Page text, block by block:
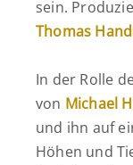
sein.
Thomas
In der Rolle
von Michael
und ihn auf
Höhen und